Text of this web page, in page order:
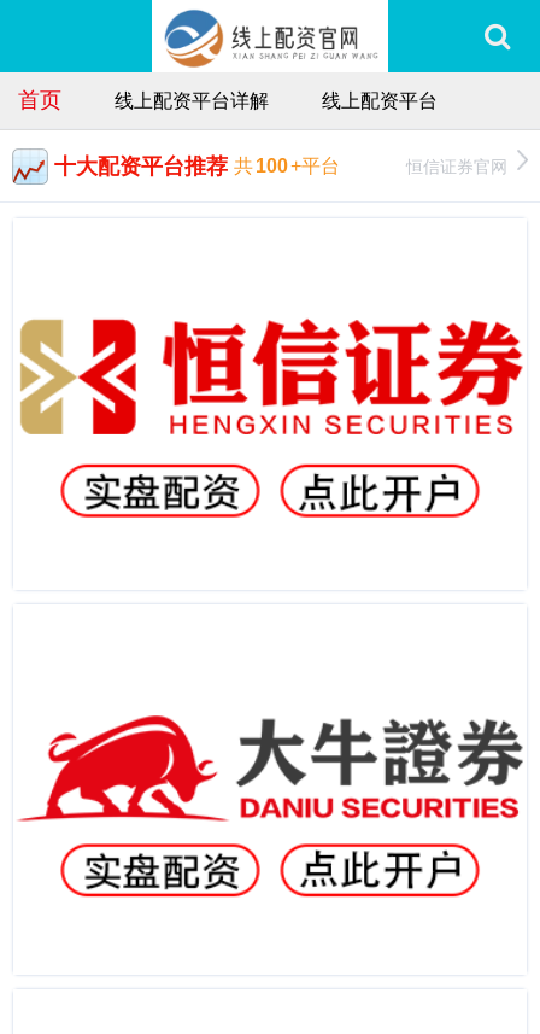
首页 线上配资平台详解 线上配资平台
十大配资平台推荐 共100+平台 恒信证券官网